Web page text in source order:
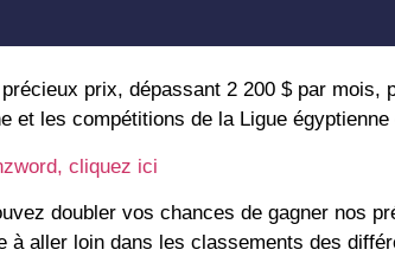
prix, dépassant 2 200 $ par
et les compétitions de la Ligue égyptienne
cliquez ici
doubler vos chances de gagner nos
à aller loin dans les classements des